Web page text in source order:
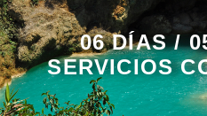
06 DÍAS /
SERVICIOS